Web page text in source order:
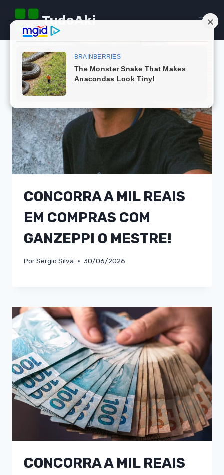
Pular
para
TudoAki
CONCORRA A MIL REAIS
EM COMPRAS COM
GANZEPPI O MESTRE!
PorSergio Silva 30/06/2026
CONCORRA A MIL REAIS